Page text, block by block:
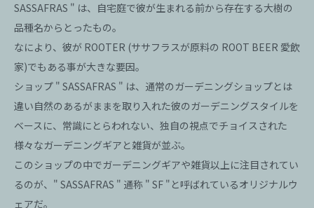
SASSAFRAS " は、自宅庭で彼が生まれる前から存在する大樹の
品種名からとったもの。
なにより、彼が ROOTER (ササフラスが原料の ROOT BEER 愛飲
家)でもある事が大きな要因。
ショップ " SASSAFRAS " は、通常のガーデニングショップとは
違い自然のあるがままを取り入れた彼のガーデニングスタイルを
ベースに、常識にとらわれない、独自の視点でチョイスされた
様々なガーデニングギアと雑貨が並ぶ。
このショップの中でガーデニングギアや雑貨以上に注目されてい
るのが、" SASSAFRAS " 通称 " SF "と呼ばれているオリジナルウ
ェアだ。